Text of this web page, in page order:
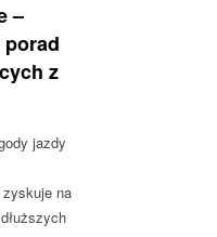
–
z
jazdy
na